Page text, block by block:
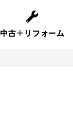
中古＋リフォーム